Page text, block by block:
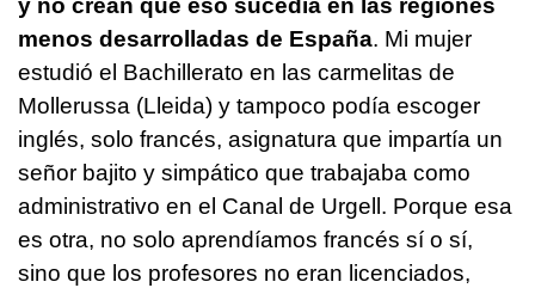
y no crean que eso sucedía en las regiones
menos desarrolladas de España. Mi mujer
estudió el Bachillerato en las carmelitas de
Mollerussa (Lleida) y tampoco podía escoger
inglés, solo francés, asignatura que impartía un
señor bajito y simpático que trabajaba como
administrativo en el Canal de Urgell. Porque esa
es otra, no solo aprendíamos francés sí o sí,
sino que los profesores no eran licenciados,